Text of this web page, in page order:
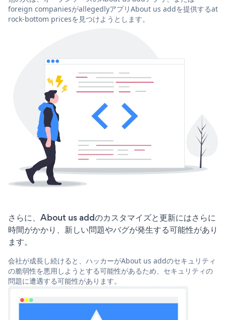
foreign companiesがallegedlyアプリAbout us addを提供するat
rock-bottom pricesを見つけようとします。
さらに、About us addのカスタマイズと更新にはさらに
時間がかかり、新しい問題やバグが発生する可能性があり
ます。
会社が成長し続けると、ハッカーがAbout us addのセキュリティ
の脆弱性を悪用しようとする可能性があるため、セキュリティの
問題に遭遇する可能性があります。